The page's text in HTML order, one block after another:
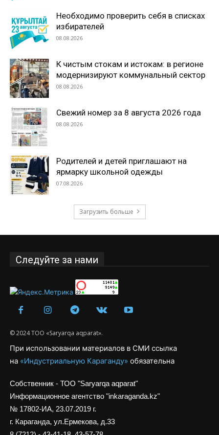
Необходимо проверить себя в списках
избирателей
08.08.2026
К чистым стокам и истокам: в регионе
модернизируют коммунальный сектор
08.08.2026
Свежий номер за 8 августа 2026 года
08.08.2026
Родителей и детей приглашают на
ярмарку школьной одежды
07.08.2026
Загрузить больше
Следуйте за нами
© 2024 ТОО «Saryarqa aqparat».
При использовании материалов в СМИ ссылка
на «Индустриальную Караганду» обязательна
Собственник - ТОО "Saryarqa aqparat"
Информационное агентство "inkaraganda.kz"
№ 17802-ИА, 23.07.2019 г.
г. Караганда, ул.Ермекова, д.33